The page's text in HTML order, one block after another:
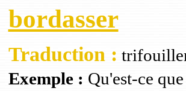
bordasser
Traduction :
Exemple : Qu'est-ce